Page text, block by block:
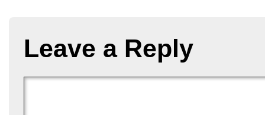
o
o
k
Leave a Reply